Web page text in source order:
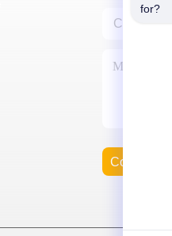
Contacta
for?